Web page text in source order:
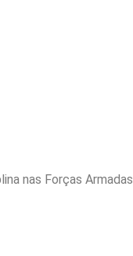
nas Forças Armadas